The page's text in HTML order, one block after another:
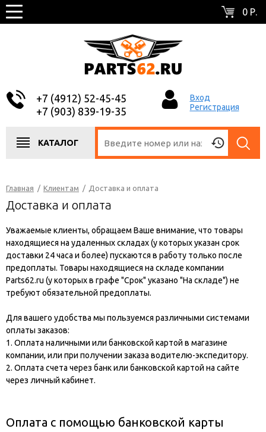
0 Р.
+7 (4912) 52-45-45
+7 (903) 839-19-35
Вход
Регистрация
КАТАЛОГ
Главная / Клиентам / Доставка и оплата
Доставка и оплата
Уважаемые клиенты, обращаем Ваше внимание, что товары
находящиеся на удаленных складах (у которых указан срок
доставки 24 часа и более) пускаются в работу только после
предоплаты. Товары находящиеся на складе компании
Parts62.ru (у которых в графе "Срок" указано "На складе") не
требуют обязательной предоплаты.
Для вашего удобства мы пользуемся различными системами
оплаты заказов:
1. Оплата наличными или банковской картой в магазине
компании, или при получении заказа водителю-экспедитору.
2. Оплата счета через банк или банковской картой на сайте
через личный кабинет.
Оплата с помощью банковской карты